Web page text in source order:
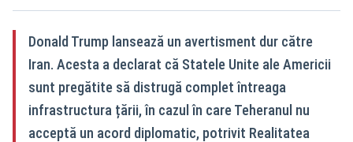
Donald Trump lansează un avertisment dur către
Iran. Acesta a declarat că Statele Unite ale Americii
sunt pregătite să distrugă complet întreaga
infrastructura țării, în cazul în care Teheranul nu
acceptă un acord diplomatic, potrivit Realitatea